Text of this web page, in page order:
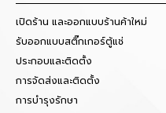
เปิดร้าน และออกแบบร้านค้าใหม่
รับออกแบบสติ๊กเกอร์ตู้แช่
ประกอบและติดตั้ง
การจัดส่งและติดตั้ง
การบำรุงรักษา